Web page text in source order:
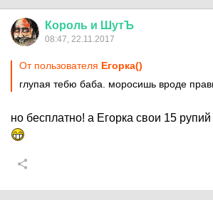
Король и ШутЪ
08:47, 22.11.2017
От пользователя Егорка()
глупая тебю баба. моросишь вроде
но бесплатно! а Егорка свои 15